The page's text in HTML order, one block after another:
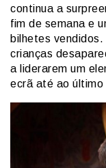
continua a
fim de semana e
bilhetes
crianças
a liderarem um
ecrã até ao último